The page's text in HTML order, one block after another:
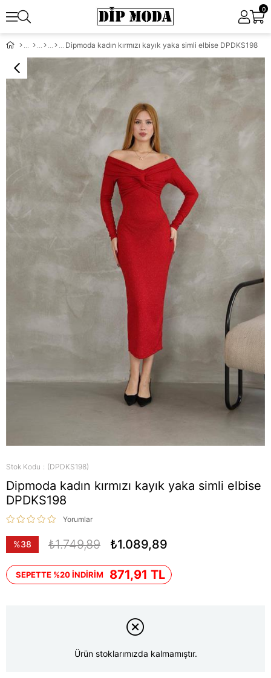
0
Dipmoda kadın kırmızı kayık yaka simli elbise DPDKS198
Stok Kodu (DPDKS198)
Dipmoda kadın kırmızı kayık yaka simli elbise
DPDKS198
Yorumlar
%38
₺1.749,89 ₺1.089,89
SEPETTE %20 İNDİRİM 871,91 TL
Ürün stoklarımızda kalmamıştır.